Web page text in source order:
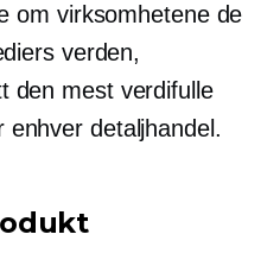
om virksomhetene de
verden,
den mest verdifulle
detaljhandel.